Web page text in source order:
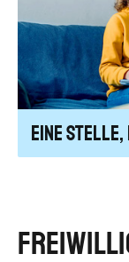
Eine Stelle,